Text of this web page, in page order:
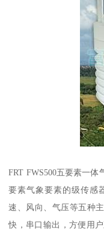
FRT FWS500五要素一
要素气象要素的级传感
速、风向、气压等五种
快，串口输出，方便用